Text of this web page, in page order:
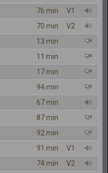
76 min
V1
70 min
V2
13 min
11 min
17 min
94 min
67 min
87 min
92 min
91 min
V1
74 min
V2